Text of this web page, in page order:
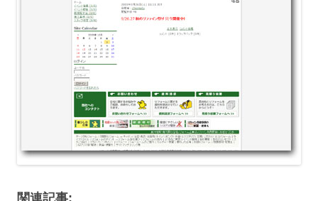
関連記事: